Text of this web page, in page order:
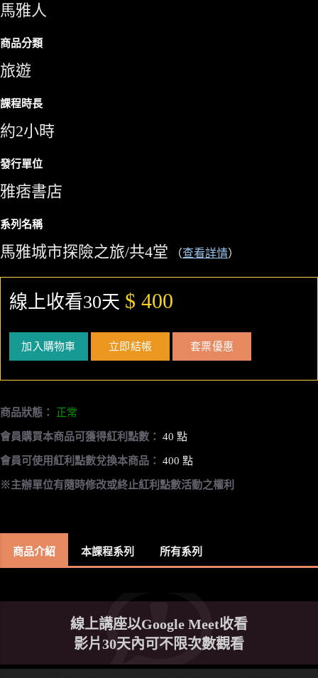
馬雅人
商品分類
旅遊
課程時長
約2小時
發行單位
雅痞書店
系列名稱
馬雅城市探險之旅/共4堂 （查看詳情）
線上收看30天 $ 400
加入購物車 立即結帳 套票優惠
商品狀態： 正常
會員購買本商品可獲得紅利點數： 40 點
會員可使用紅利點數兌換本商品： 400 點
※主辦單位有隨時修改或終止紅利點數活動之權利
商品介紹 本課程系列 所有系列
線上講座以Google Meet收看
影片30天內可不限次數觀看